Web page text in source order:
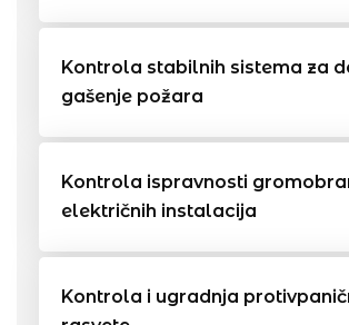
Kontrola stabilnih sistema za
gašenje požara
Kontrola ispravnosti
električnih instalacija
Kontrola i ugradnja